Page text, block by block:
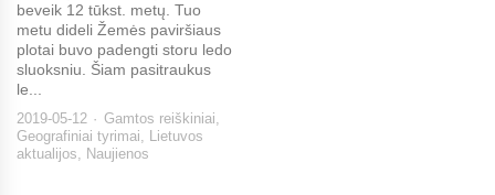
beveik 12 tūkst. metų. Tuo
metu dideli Žemės paviršiaus
plotai buvo padengti storu ledo
sluoksniu. Šiam pasitraukus
le...
2019-05-12 Gamtos reiškiniai,
Geografiniai tyrimai, Lietuvos
aktualijos, Naujienos